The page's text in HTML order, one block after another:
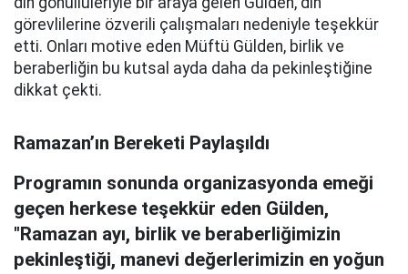
görevlilerine özverili çalışmaları nedeniyle teşekkür
etti. Onları motive eden Müftü Gülden, birlik ve
beraberliğin bu kutsal ayda daha da pekinleştiğine
dikkat çekti.
Ramazan’ın Bereketi Paylaşıldı
Programın sonunda organizasyonda emeği
geçen herkese teşekkür eden Gülden,
"Ramazan ayı, birlik ve beraberliğimizin
pekinleştiği, manevi değerlerimizin en yoğun